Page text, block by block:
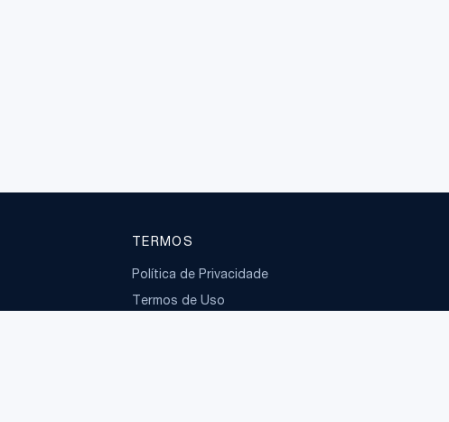
TERMOS
Política de Privacidade
Termos de Uso